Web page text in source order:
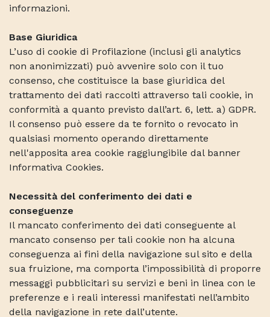
informazioni.
Base Giuridica
L’uso di cookie di Profilazione (inclusi gli analytics
non anonimizzati) può avvenire solo con il tuo
consenso, che costituisce la base giuridica del
trattamento dei dati raccolti attraverso tali cookie, in
conformità a quanto previsto dall’art. 6, lett. a) GDPR.
Il consenso può essere da te fornito o revocato in
qualsiasi momento operando direttamente
nell'apposita area cookie raggiungibile dal banner
Informativa Cookies.
Necessità del conferimento dei dati e
conseguenze
Il mancato conferimento dei dati conseguente al
mancato consenso per tali cookie non ha alcuna
conseguenza ai fini della navigazione sul sito e della
sua fruizione, ma comporta l’impossibilità di proporre
messaggi pubblicitari su servizi e beni in linea con le
preferenze e i reali interessi manifestati nell’ambito
della navigazione in rete dall’utente.